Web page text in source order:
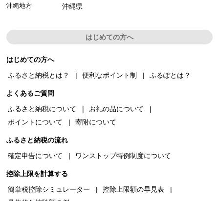
沖縄地方 沖縄県
はじめての方へ
はじめての方へ
ふるさと納税とは？
便利なポイント制 ふるぽとは？
よくあるご質問
ふるさと納税について
お礼の品について
ポイントについて
寄附について
ふるさと納税の流れ
確定申告について
ワンストップ特例制度について
控除上限を計算する
簡単税控除シミュレーター
控除上限額の早見表